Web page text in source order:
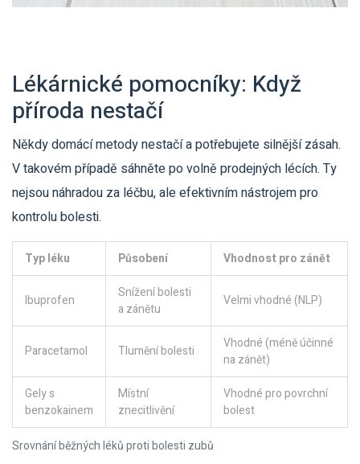
Lékárnické pomocníky: Když
příroda nestačí
Někdy domácí metody nestačí a potřebujete silnější zásah.
V takovém případě sáhněte po volně prodejných lécích. Ty
nejsou náhradou za léčbu, ale efektivním nástrojem pro
kontrolu bolesti.
Srovnání běžných léků proti bolesti zubů
Typ léku Působení Vhodnost pro zánět
Ibuprofen
Snížení bolesti
a zánětu
Velmi vhodné (NLP)
Paracetamol Tlumění bolesti
Vhodné (méně účinné
na zánět)
Gely s
benzokainem
Místní
znecitlivění
Vhodné pro povrchní
bolest